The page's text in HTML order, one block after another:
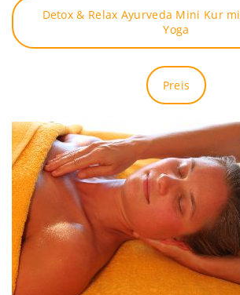
Detox & Relax Ayurveda Mini Kur
Yoga
Preis